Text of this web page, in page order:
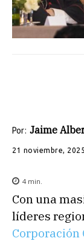
Por: Jaime
21 noviembre, 2025
4 min.
Con una
líderes
Corporación